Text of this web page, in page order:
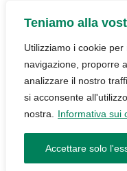
Teniamo alla
Utilizziamo i cookie
navigazione, proporre
analizzare il nostro
si acconsente
nostra.
Informativa sui
Accettare solo